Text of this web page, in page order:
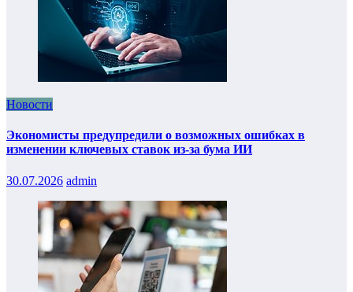
Новости
Экономисты предупредили о возможных ошибках в
изменении ключевых ставок из-за бума ИИ
30.07.2026 admin